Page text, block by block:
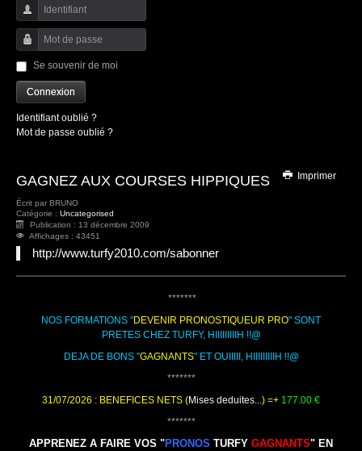
Identifiant
Mot de passe
Se souvenir de moi
Connexion
Identifiant oublié ?
Mot de passe oublié ?
Imprimer
GAGNEZ AUX COURSES HIPPIQUES
Écrit par BRUNO
Catégorie : Uncategorised
Publication : 13 décembre 2009
Affichages : 43451
http://www.turfy2010.com/sabonner
*******
NOS FORMATIONS "DEVENIR PRONOSTIQUEUR PRO" SONT
PRETES CHEZ TURFY, HIIIIIIIIIH !!@
DEJA DE BONS "GAGNANTS" ET OUIIIII, HIIIIIIIIIH !!@
*******
31/07/2026 : BENEFICES NETS (Mises deduites...) =+ 177.00 €
*******
APPRENEZ A FAIRE VOS "PRONOS TURFY GAGNANTS" EN